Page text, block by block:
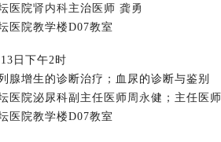
医院肾内科主治医师 龚勇
医院教学楼D07教室
日下午2时
腺增生的诊断治疗； 血尿的诊断与鉴别
医 院泌尿科副主任医师 周永健；主任医师
医院教学楼D07教室